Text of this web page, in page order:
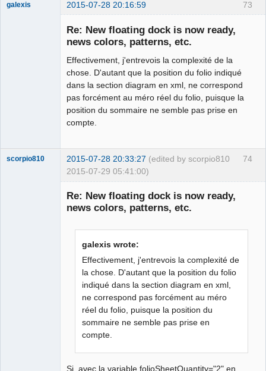
"multi"
"15"
y "0" onetextperfolio
horizrotatetext
="0"/>
</conductors>
</diagram>
<diagram displayAt="bottom" version ="0.5" rows="8"
folio= "%id/%total" height="660" colsize="60" author=""
filename
<defaultconductor vertirotatetext="270"
type="multi" displaytext="1" num "_"
onetextperfolio="0" numsize
<element x= "200" uuid="{f393bd5f-e9cb-
40c1-be37-a93fb6cea9d3}"
orientation ="0" y="150"
<terminals>
<terminal
x="0" number= "_"
nameHidden="0" id= "0" name="_" orientation="0"
="-6"/>
<terminal x ="0" number= "_"
nameHidden= "0" id= "1" name="_" orientation="2"
73
galexis 2015-07-28 20:16:59
Re: New floating dock is now ready,
news colors, patterns, etc.
Effectivement, j'entrevois la complexité de la
chose. D'autant que la position du folio indiqué
dans la section diagram en xml, ne correspond
pas forcément au méro réel du folio, puisque la
position du sommaire ne semble pas prise en
compte.
74
scorpio810 2015-07-28 20:33:27 (edited by scorpio810
2015-07-29 05:41:00)
Re: New floating dock is now ready,
news colors, patterns, etc.
galexis wrote:
Effectivement, j'entrevois la complexité de
la chose. D'autant que la position du folio
indiqué dans la section diagram en xml,
ne correspond pas forcément au méro
réel du folio, puisque la position du
sommaire ne semble pas prise en
compte.
Si, avec la variable folioSheetQuantity="2" en